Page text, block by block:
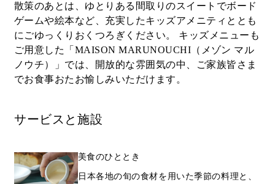
散策のあとは、ゆとりある間取りのスイートでボード
ゲームや絵本など、充実したキッズアメニティととも
にごゆっくりおくつろぎください。 キッズメニューも
ご用意した「MAISON MARUNOUCHI（メゾン マル
ノウチ）」では、開放的な雰囲気の中、ご家族皆さま
でお食事おたお愉しみいただけます。
サービスと施設
美食のひととき
日本各地の旬の食材を用いた季節の料理と、